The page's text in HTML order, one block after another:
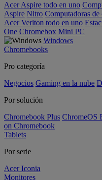
Acer Aspire todo en uno
Aspire Nitro Computadoras
Acer Veriton todo en uno
One Chromebox Mini PC
Windows
Chromebooks
Pro categoría
Negocios Gaming en la nube
Por solución
Chromebook Plus ChromeOS
on Chromebook
Tablets
Por serie
Acer Iconia
Monitores